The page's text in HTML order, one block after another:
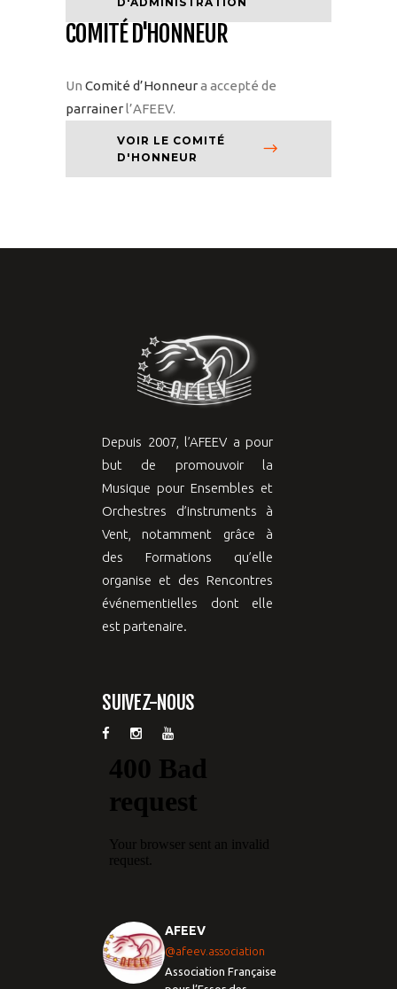
COMITÉ D'HONNEUR
Un Comité d’Honneura accepté de
parrainer l’AFEEV.
VOIR LE COMITÉ
D'HONNEUR
Depuis 2007, l’AFEEV a pour
but de promouvoir la
Musique pour Ensembles et
Orchestres d’instruments à
Vent, notamment grâce à
des Formations qu’elle
organise et des Rencontres
événementielles dont elle
est partenaire.
SUIVEZ-NOUS
AFEEV
@afeev.association
Association Française